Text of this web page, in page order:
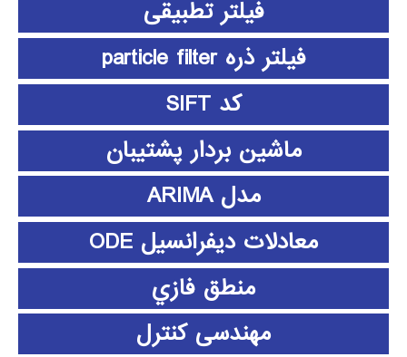
فیلتر تطبیقی
فیلتر ذره particle filter
کد SIFT
ماشین بردار پشتیبان
مدل ARIMA
معادلات دیفرانسیل ODE
منطق فازي
مهندسی کنترل